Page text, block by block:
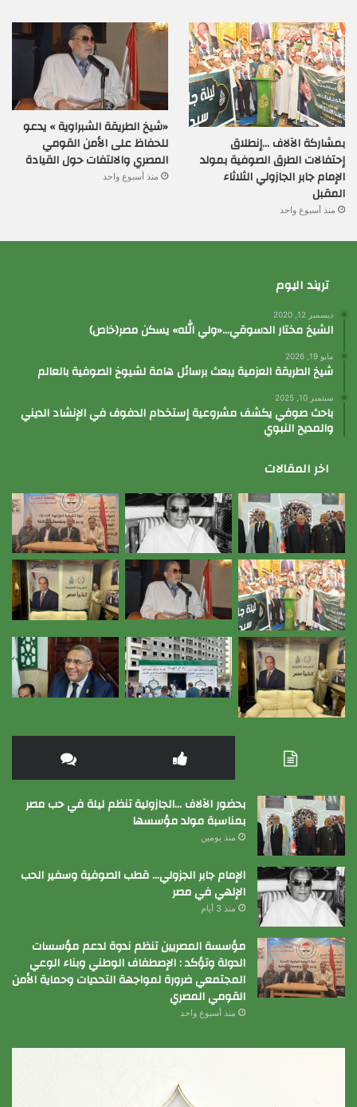
بمشاركة الآلاف …إنطلاق
إحتفالات الطرق الصوفية بمولد
الإمام جابر الجازولي الثلاثاء
المقبل
منذ أسبوع واحد
«شيخ الطريقة الشبراوية » يدعو
للحفاظ على الأمن القومي
المصري والالتفات حول القيادة
منذ أسبوع واحد
تريند اليوم
ديسمبر 12, 2020
الشيخ مختار الدسوقي…«ولي الله» يسكن مصر(خاص)
مايو 19, 2026
شيخ الطريقة العزمية يبعث برسائل هامة لشيوخ الصوفية بالعالم
سبتمبر 10, 2025
باحث صوفي يكشف مشروعية إستخدام الدفوف في الإنشاد الديني
والمديح النبوي
اخر المقالات
بحضور الآلاف …الجازولية تنظم ليلة في حب مصر
بمناسبة مولد مؤسسها
منذ يومين
الإمام جابر الجزولي… قطب الصوفية وسفير الحب
الإلهي في مصر
منذ 3 أيام
مؤسسة المصريين تنظم ندوة لدعم مؤسسات
الدولة وتؤكد : الإصطفاف الوطني وبناء الوعي
المجتمعي ضرورة لمواجهة التحديات وحماية الأمن
القومي المصري
منذ أسبوع واحد